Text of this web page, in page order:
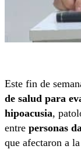
Este fin de
de salud para
hipoacusia,
entre personas
que afectaron a